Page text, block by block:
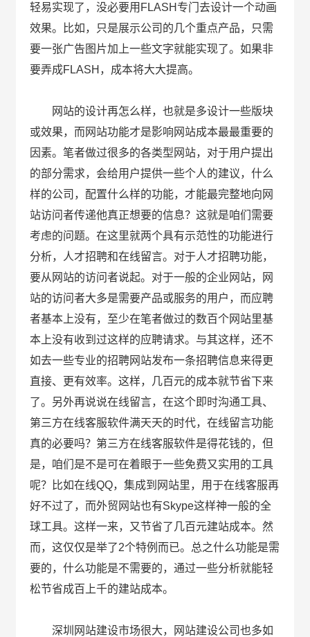
轻易实现了，没必要用FLASH专门去设计一个动画
效果。比如，只是展示公司的几个重点产品，只需
要一张广告图片加上一些文字就能实现了。如果非
要弄成FLASH，成本将大大提高。
网站的设计再怎么样，也就是多设计一些版块
或效果，而网站功能才是影响网站成本最最重要的
因素。笔者做过很多的各类型网站，对于用户提出
的部分需求，会给用户提供一些个人的建议，什么
样的公司，配置什么样的功能，才能最完整地向网
站访问者传递他真正想要的信息？这就是咱们需要
考虑的问题。在这里就两个具有示范性的功能进行
分析，人才招聘和在线留言。对于人才招聘功能，
要从网站的访问者说起。对于一般的企业网站，网
站的访问者大多是需要产品或服务的用户，而应聘
者基本上没有，至少在笔者做过的数百个网站里基
本上没有收到过这样的应聘请求。与其这样，还不
如去一些专业的招聘网站发布一条招聘信息来得更
直接、更有效率。这样，几百元的成本就节省下来
了。另外再说说在线留言，在这个即时沟通工具、
第三方在线客服软件满天天的时代，在线留言功能
真的必要吗？第三方在线客服软件是得花钱的，但
是，咱们是不是可在着眼于一些免费又实用的工具
呢？比如在线QQ，集成到网站里，用于在线客服再
好不过了，而外贸网站也有Skype这样神一般的全
球工具。这样一来，又节省了几百元建站成本。然
而，这仅仅是举了2个特例而已。总之什么功能是需
要的，什么功能是不需要的，通过一些分析就能轻
松节省成百上千的建站成本。
深圳网站建设市场很大，网站建设公司也多如